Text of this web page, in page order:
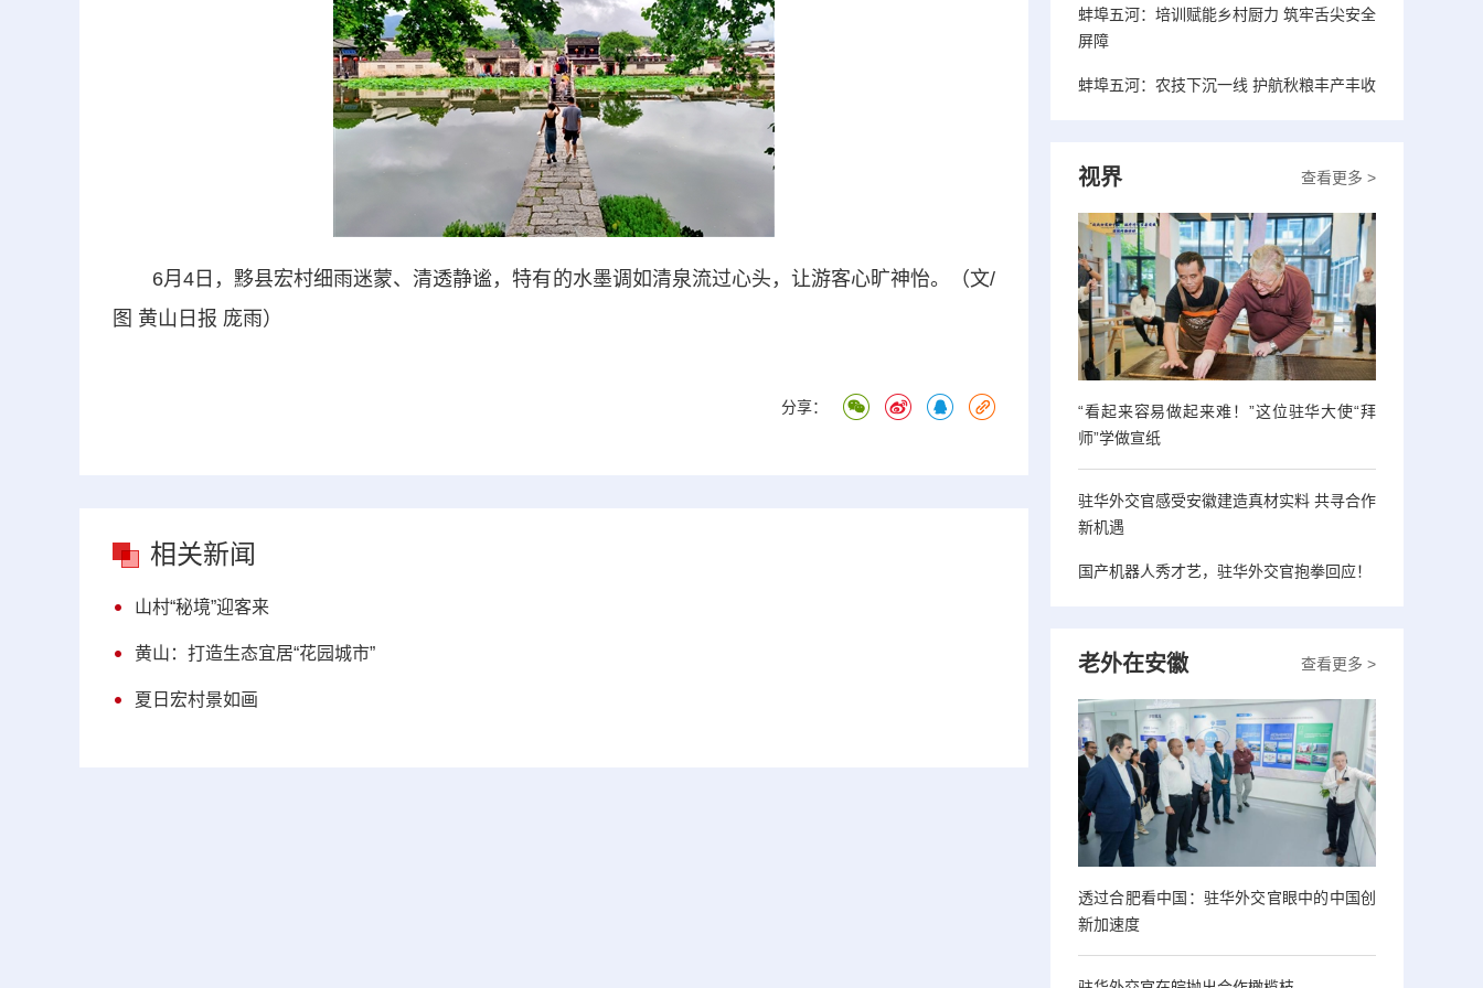
6月4日，黟县宏村细雨迷蒙、清透静谧，特有的水墨调如清泉流过心头，让游客心旷神怡。（文/
图 黄山日报 庞雨）
分享：
相关新闻
山村“秘境”迎客来
黄山：打造生态宜居“花园城市”
夏日宏村景如画
蚌埠五河：培训赋能乡村厨力 筑牢舌尖安全
屏障
蚌埠五河：农技下沉一线 护航秋粮丰产丰收
查看更多 >
视界
“看起来容易做起来难！”这位驻华大使“拜
师”学做宣纸
驻华外交官感受安徽建造真材实料 共寻合作
新机遇
国产机器人秀才艺，驻华外交官抱拳回应！
查看更多 >
老外在安徽
透过合肥看中国：驻华外交官眼中的中国创
新加速度